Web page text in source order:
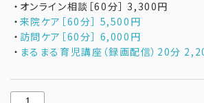
・オンライン相談［60分］ 3,300円
・ 来院ケア［60分］ 5,500円
・ 訪問ケア［60分］ 6,000円
・ まるまる育児講座（録画配信）20分